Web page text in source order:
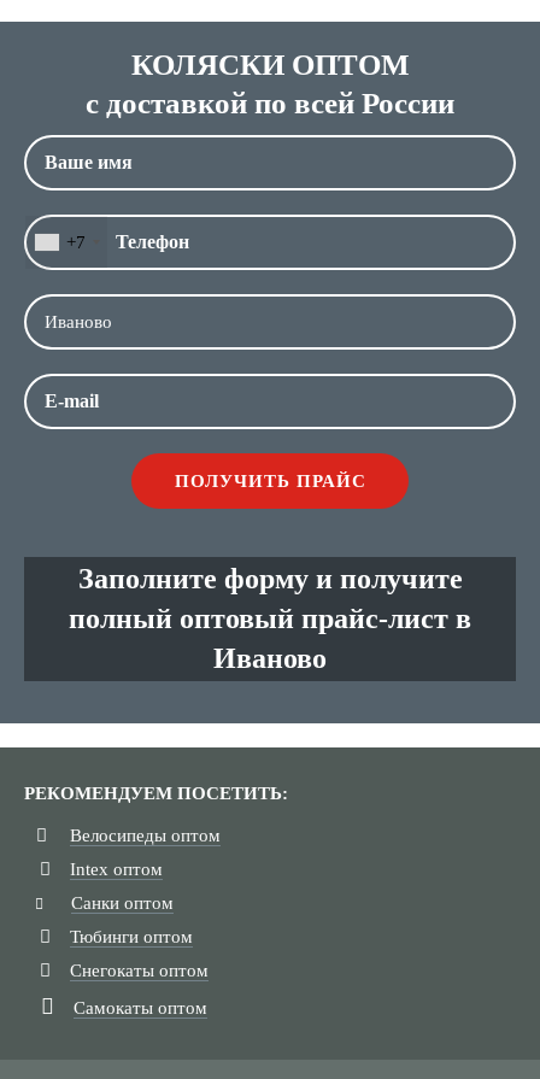
КОЛЯСКИ ОПТОМ
с доставкой по всей России
+7
Заполните форму и получите
полный оптовый прайс-лист в
Иваново
РЕКОМЕНДУЕМ ПОСЕТИТЬ:
Велосипеды оптом
Intex оптом
Санки оптом
Тюбинги оптом
Снегокаты оптом
Самокаты оптом